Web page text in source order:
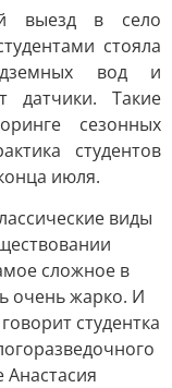
выезд в село
стояла
вод и
датчики. Такие
сезонных
студентов
июля.
виды
сложное в
очень жарко. И
студентка